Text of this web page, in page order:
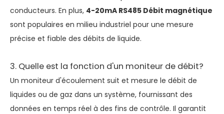
conducteurs. En plus, 4-20mA RS485 Débit magnétique
sont populaires en milieu industriel pour une mesure
précise et fiable des débits de liquide.
3. Quelle est la fonction d'un moniteur de débit?
Un moniteur d'écoulement suit et mesure le débit de
liquides ou de gaz dans un système, fournissant des
données en temps réel à des fins de contrôle. Il garantit